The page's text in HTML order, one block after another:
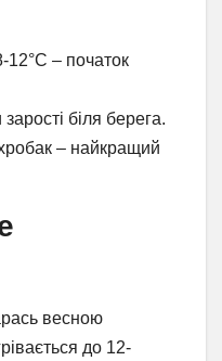
12°C – початок
біля берега.
– найкращий
весною
до 12-